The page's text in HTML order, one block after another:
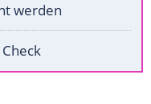
werden